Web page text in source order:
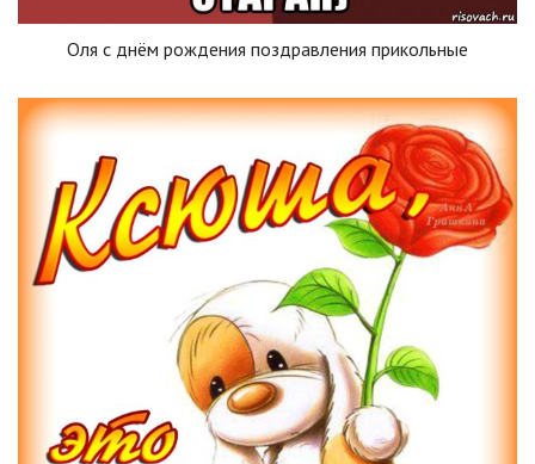
Оля с днём рождения поздравления прикольные